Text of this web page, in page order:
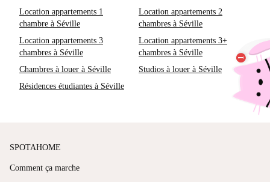
Location appartements 1
chambre à Séville
Location appartements 2
chambres à Séville
Location appartements 3
chambres à Séville
Location appartements 3+
chambres à Séville
Chambres à louer à Séville
Studios à louer à Séville
Résidences étudiantes à Séville
SPOTAHOME
Comment ça marche